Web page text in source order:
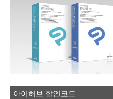
아이허브 할인코드